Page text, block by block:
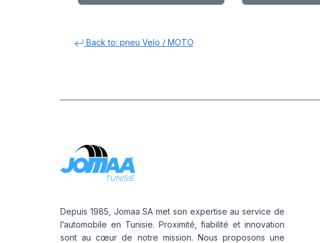
Back to: pneu Velo / MOTO
Depuis 1985, Jomaa SA met son expertise au service de
l’automobile en Tunisie. Proximité, fiabilité et innovation
sont au cœur de notre mission. Nous proposons une